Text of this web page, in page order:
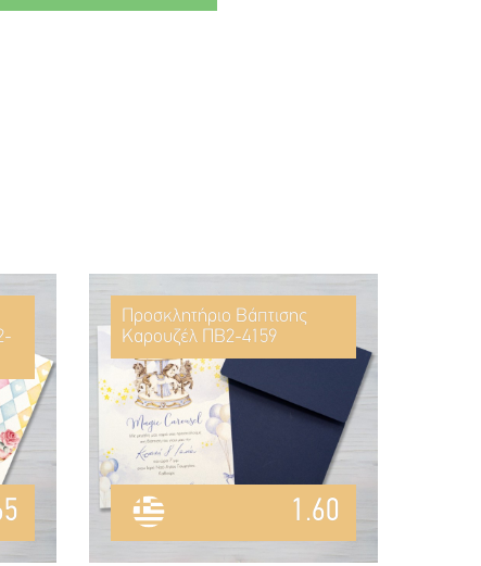
Προσκλητήριο Βάπτισης
Καρουζέλ ΠΒ2-4159
1.60